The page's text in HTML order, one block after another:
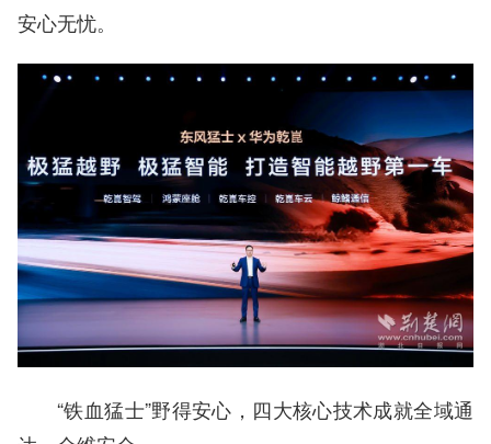
安心无忧。
“铁血猛士”野得安心，四大核心技术成就全域通